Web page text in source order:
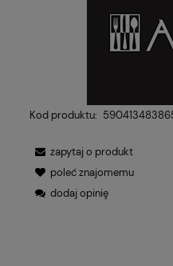
Kod produktu:
zapytaj o produkt
poleć znajomemu
dodaj opinię